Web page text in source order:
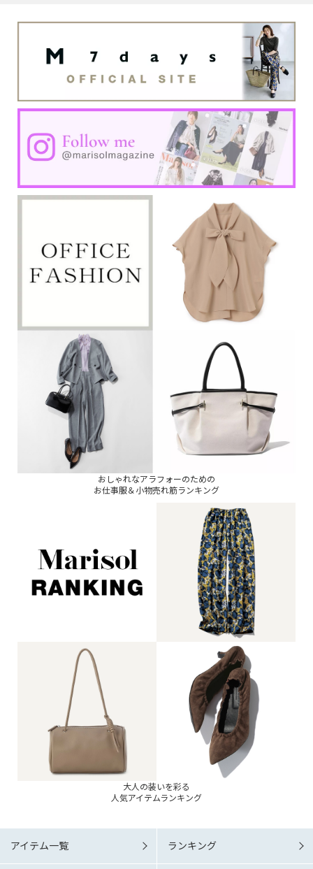
おしゃれなアラフォーのための
お仕事服＆小物売れ筋ランキング
大人の装いを彩る
人気アイテムランキング
アイテム一覧 ランキング